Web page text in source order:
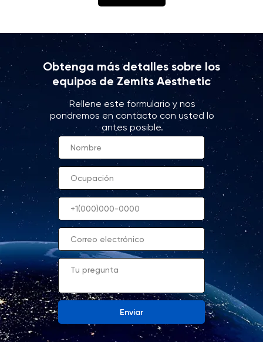
Obtenga más detalles sobre los
equipos de Zemits Aesthetic
Enviar
Rellene este formulario y nos
pondremos en contacto con usted lo
antes posible.